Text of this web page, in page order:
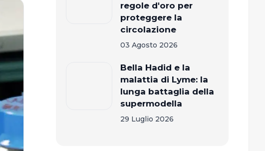
regole d'oro per
proteggere la
circolazione
03 Agosto 2026
Bella Hadid e la
malattia di Lyme: la
lunga battaglia della
supermodella
29 Luglio 2026